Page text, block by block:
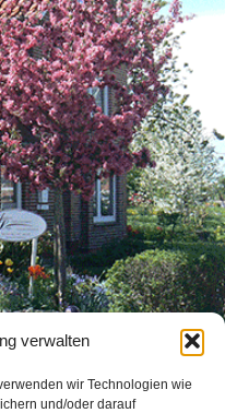
verwalten
wir Technologien wie
und/oder darauf